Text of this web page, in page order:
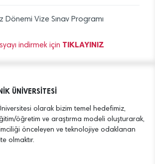
Dönemi Vize Sınav Programı
indirmek için TIKLAYINIZ
ÜNİVERSİTESİ
olarak bizim temel hedefimiz,
öğretim ve araştırma modeli oluşturarak,
önceleyen ve teknolojiye odaklanan
olmaktır.